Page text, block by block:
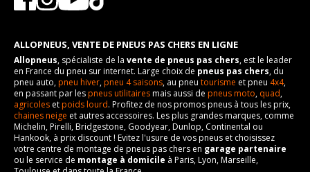
ALLOPNEUS, VENTE DE PNEUS PAS CHERS EN LIGNE
Allopneus, spécialiste de la vente de pneus pas chers, est le leader
en France du pneu sur internet. Large choix de pneus pas chers, du
pneu auto,pneu hiver,pneu 4 saisons, au pneu tourisme et pneu 4x4,
en passant par lespneus utilitairesmais aussi de pneus moto, quad,
agricoles etpoids lourd. Profitez de nos promos pneus à tous les prix,
chaines neige et autres accessoires. Les plus grandes marques, comme
Michelin, Pirelli, Bridgestone, Goodyear, Dunlop, Continental ou
Hankook, à prix discount ! Evitez l'usure de vos pneus et choisissez
votre centre de montage de pneus pas chers en garage partenaire
ou le service de montage à domicile à Paris, Lyon, Marseille,